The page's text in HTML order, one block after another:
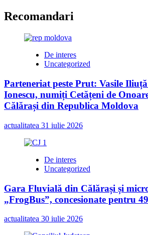
Recomandari
De interes
Uncategorized
Parteneriat peste Prut: Vasile
Ionescu, numiți Cetățeni de
Călărași din Republica Moldova
actualitatea 31 iulie 2026
De interes
Uncategorized
Gara Fluvială din Călărași și
„FrogBus”, concesionate pentru
actualitatea 30 iulie 2026